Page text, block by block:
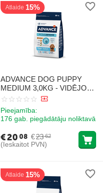
Atlaide 15%
ADVANCE DOG PUPPY
MEDIUM 3,0KG - VIDĒJO
ŠĶIRŅU KUCĒNIEM (VISTA
Pieejamība:
176 gab. piegādātāju noliktavā
€23 62
€2008
(Ieskaitot PVN)
Atlaide 15%